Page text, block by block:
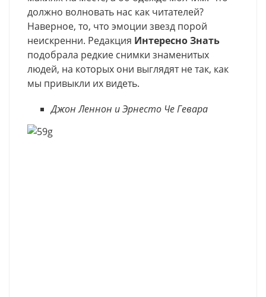
должно волновать нас как читателей?
Наверное, то, что эмоции звезд порой
неискренни. Редакция Интересно Знать
подобрала редкие снимки знаменитых
людей, на которых они выглядят не так, как
мы привыкли их видеть.
Джон Леннон и Эрнесто Че Гевара